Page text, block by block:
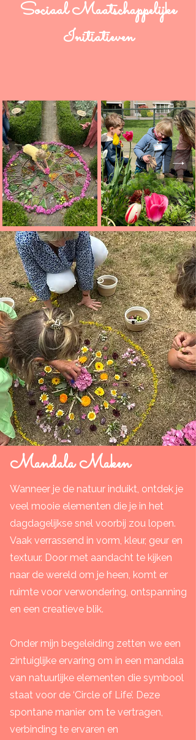
Sociaal Maatschappelijke
Initiatieven
Mandala Maken
Wanneer je de natuur induikt, ontdek je
veel mooie elementen die je in het
dagdagelijkse snel voorbij zou lopen.
Vaak verrassend in vorm, kleur, geur en
textuur. Door met aandacht te kijken
naar de wereld om je heen, komt er
ruimte voor verwondering, ontspanning
en een creatieve blik.
Onder mijn begeleiding zetten we een
zintuiglijke ervaring om in een mandala
van natuurlijke elementen die symbool
staat voor de ‘Circle of Life’. Deze
spontane manier om te vertragen,
verbinding te ervaren en